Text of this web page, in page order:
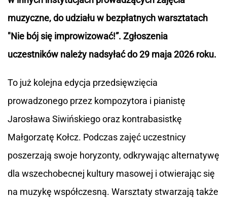
muzyczne, do udziału w bezpłatnych warsztatach
"Nie bój się improwizować!”. Zgłoszenia
uczestników należy nadsyłać do 29 maja 2026 roku.
To już kolejna edycja przedsięwzięcia
prowadzonego przez kompozytora i pianistę
Jarosława Siwińskiego oraz kontrabasistkę
Małgorzatę Kołcz. Podczas zajęć uczestnicy
poszerzają swoje horyzonty, odkrywając alternatywę
dla wszechobecnej kultury masowej i otwierając się
na muzykę współczesną. Warsztaty stwarzają także